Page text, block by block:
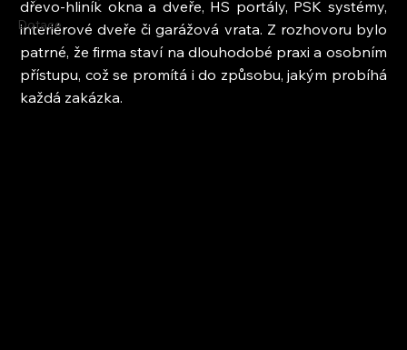
Dotace
dřevo-hliník okna a dveře, HS portály, PSK systémy,
interiérové dveře či garážová vrata. Z rozhovoru bylo
patrné, že firma staví na dlouhodobé praxi a osobním
přístupu, což se promítá i do způsobu, jakým probíhá
každá zakázka.